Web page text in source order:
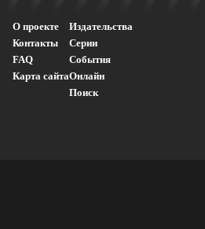
О проекте
Контакты
FAQ
Карта сайта
Издательства
Серии
События
Онлайн
Поиск